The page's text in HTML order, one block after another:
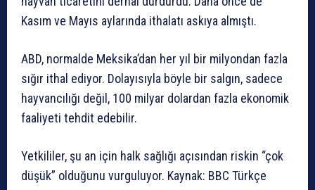
Kasım ve Mayıs aylarında ithalatı askıya almıştı.
ABD, normalde Meksika’dan her yıl bir milyondan fazla
sığır ithal ediyor. Dolayısıyla böyle bir salgın, sadece
hayvancılığı değil, 100 milyar dolardan fazla ekonomik
faaliyeti tehdit edebilir.
Yetkililer, şu an için halk sağlığı açısından riskin “çok
düşük” olduğunu vurguluyor. Kaynak: BBC Türkçe